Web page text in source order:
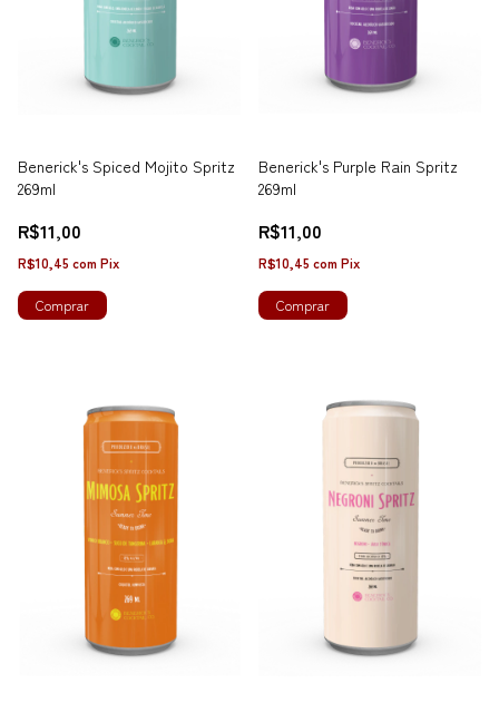
Benerick's Spiced Mojito Spritz
269ml
R$11,00
R$10,45 com Pix
Benerick's Purple Rain Spritz
269ml
R$11,00
R$10,45 com Pix